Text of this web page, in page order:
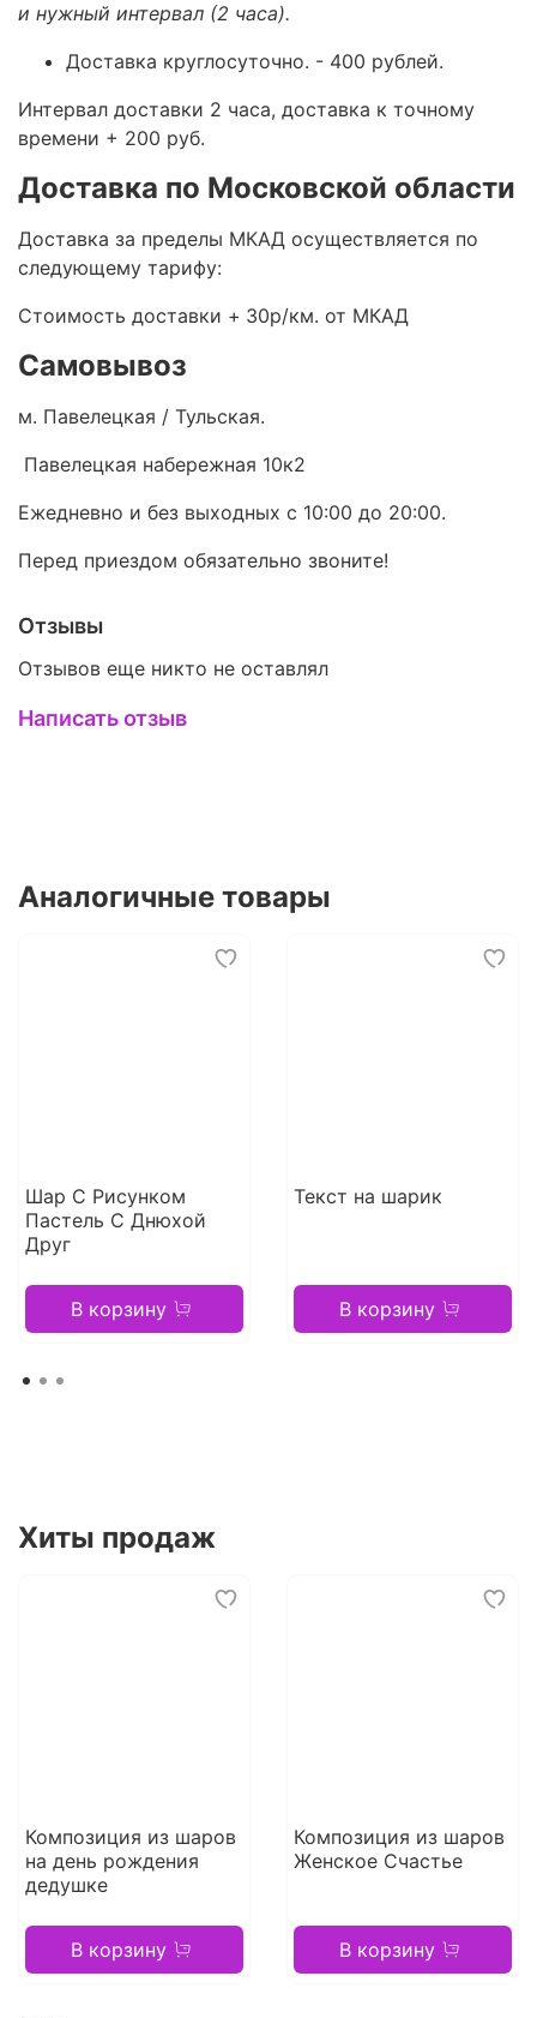
и нужный интервал (2 часа).
Доставка круглосуточно. - 400 рублей.
Интервал доставки 2 часа, доставка к точному
времени + 200 руб.
Доставка по Московской области
Доставка за пределы МКАД осуществляется по
следующему тарифу:
Стоимость доставки + 30р/км. от МКАД
Самовывоз
м. Павелецкая / Тульская.
Павелецкая набережная 10к2
Ежедневно и без выходных с 10:00 до 20:00.
Перед приездом обязательно звоните!
Отзывы
Отзывов еще никто не оставлял
Написать отзыв
Аналогичные товары
Шар С Рисунком
Пастель С Днюхой
Друг
В корзину
Текст на шарик
В корзину
Хиты продаж
Композиция из шаров
на день рождения
дедушке
В корзину
Композиция из шаров
Женское Счастье
В корзину